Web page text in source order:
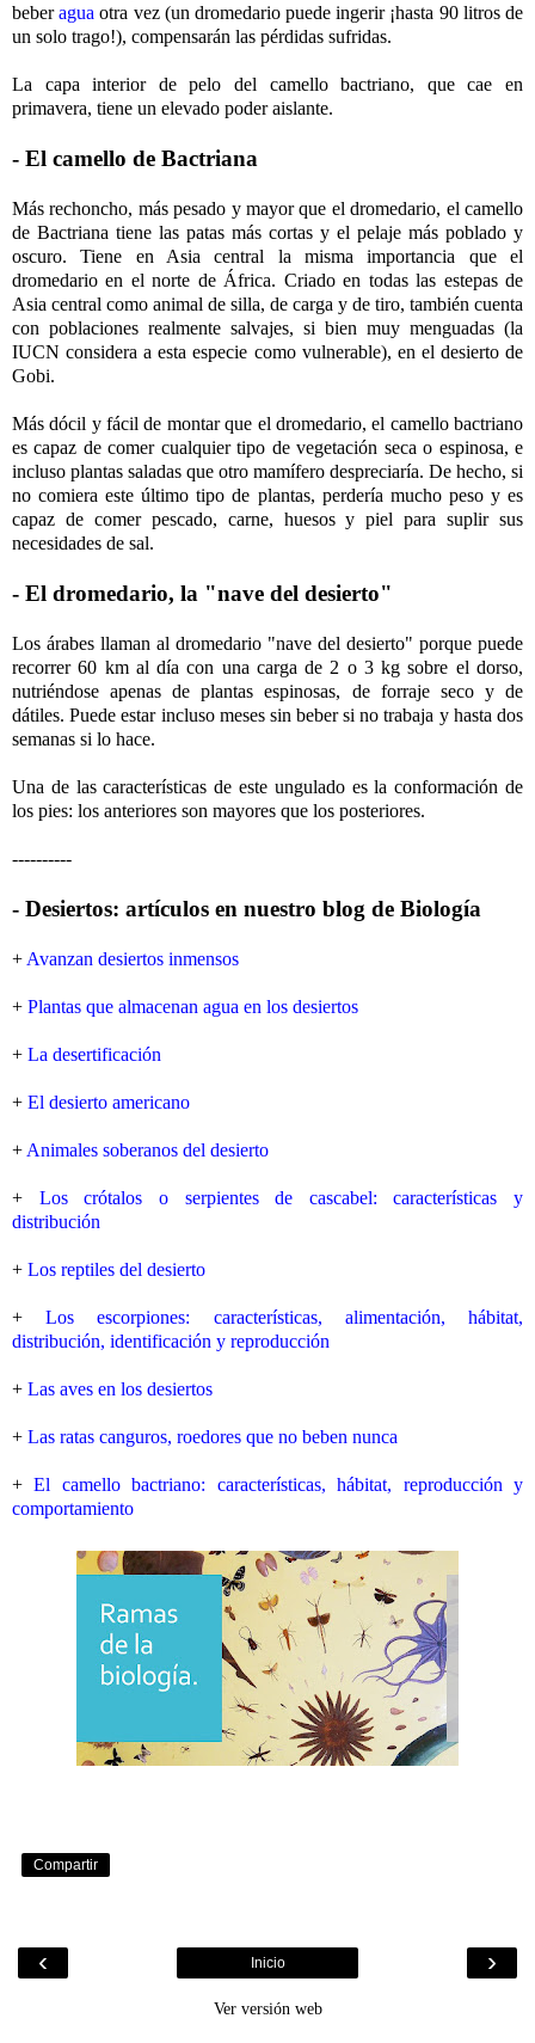
beberagua otra vez (un dromedario puede ingerir ¡hasta 90 litros de
un solo trago!), compensarán las pérdidas sufridas.
La capa interior de pelo del camello bactriano, que cae en
primavera, tiene un elevado poder aislante.
- El camello de Bactriana
Más rechoncho, más pesado y mayor que el dromedario, el camello
de Bactriana tiene las patas más cortas y el pelaje más poblado y
oscuro. Tiene en Asia central la misma importancia que el
dromedario en el norte de África. Criado en todas las estepas de
Asia central como animal de silla, de carga y de tiro, también cuenta
con poblaciones realmente salvajes, si bien muy menguadas (la
IUCN considera a esta especie como vulnerable), en el desierto de
Gobi.
Más dócil y fácil de montar que el dromedario, el camello bactriano
es capaz de comer cualquier tipo de vegetación seca o espinosa, e
incluso plantas saladas que otro mamífero despreciaría. De hecho, si
no comiera este último tipo de plantas, perdería mucho peso y es
capaz de comer pescado, carne, huesos y piel para suplir sus
necesidades de sal.
- El dromedario, la "nave del desierto"
Los árabes llaman al dromedario "nave del desierto" porque puede
recorrer 60 km al día con una carga de 2 o 3 kg sobre el dorso,
nutriéndose apenas de plantas espinosas, de forraje seco y de
dátiles. Puede estar incluso meses sin beber si no trabaja y hasta dos
semanas si lo hace.
Una de las características de este ungulado es la conformación de
los pies: los anteriores son mayores que los posteriores.
----------
- Desiertos: artículos en nuestro blog de Biología
+ Avanzan desiertos inmensos
+ Plantas que almacenan agua en los desiertos
+ La desertificación
+ El desierto americano
+ Animales soberanos del desierto
+ Los crótalos o serpientes de cascabel: características y
distribución
+ Los reptiles del desierto
+Los escorpiones: características, alimentación, hábitat,
distribución, identificación y reproducción
+ Las aves en los desiertos
+ Las ratas canguros, roedores que no beben nunca
+El camello bactriano: características, hábitat, reproducción y
comportamiento
Compartir
‹ ›
Inicio
Ver versión web